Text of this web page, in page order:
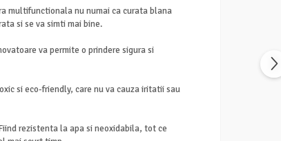
multifunctionala nu numai ca curata blana
si se va simti mai bine.
va permite o prindere sigura si
si eco-friendly, care nu va cauza iritatii sau
rezistenta la apa si neoxidabila, tot ce